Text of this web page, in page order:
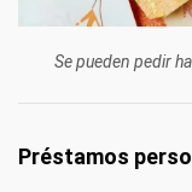
Se pueden pedir
Préstamos